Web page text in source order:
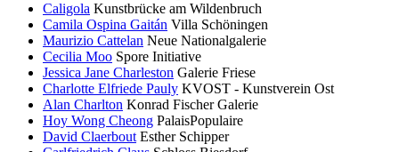
Caligola Kunstbrücke am Wildenbruch
Camila Ospina Gaitán Villa Schöningen
Maurizio Cattelan Neue Nationalgalerie
Cecilia Moo Spore Initiative
Jessica Jane Charleston Galerie Friese
Charlotte Elfriede Pauly KVOST - Kunstverein Ost
Alan Charlton Konrad Fischer Galerie
Hoy Wong Cheong PalaisPopulaire
David Claerbout Esther Schipper